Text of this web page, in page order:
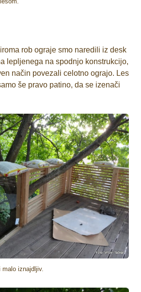
rob ograje smo naredili iz desk
lepljenega na spodnjo konstrukcijo,
način povezali celotno ograjo. Les
še pravo patino, da se izenači
malo iznajdljiv.